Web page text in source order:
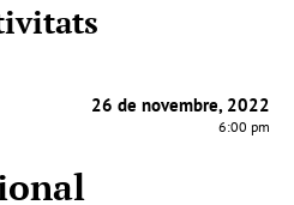
26 de novembre, 2022
6:00 pm